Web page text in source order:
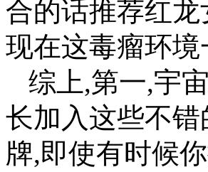
合的话推荐红
现在这毒瘤环
综上,第一,宇
长加入这些不
牌,即使有时候